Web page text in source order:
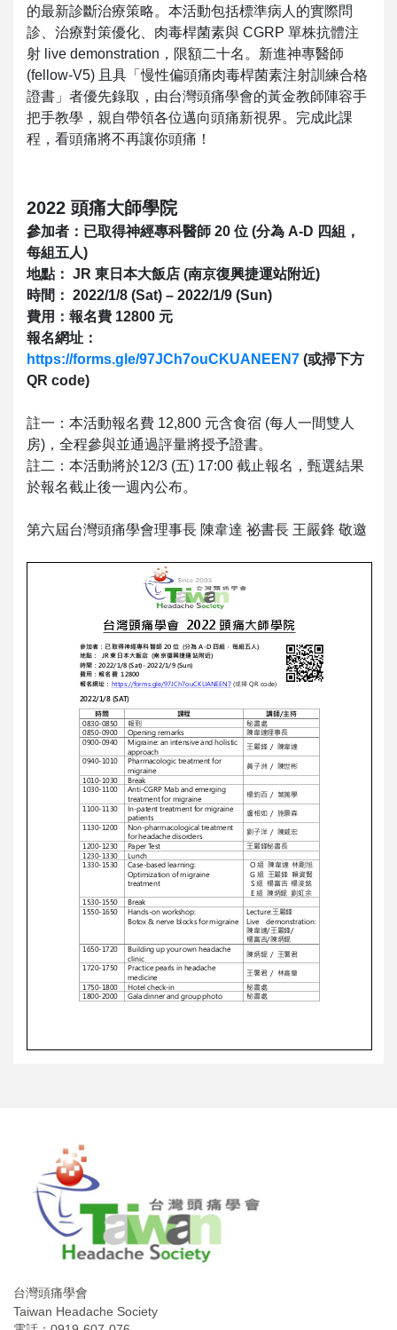
的最新診斷治療策略。本活動包括標準病人的實際問
診、治療對策優化、肉毒桿菌素與 CGRP 單株抗體注
射 live demonstration，限額二十名。新進神專醫師
(fellow-V5) 且具「慢性偏頭痛肉毒桿菌素注射訓練合格
證書」者優先錄取，由台灣頭痛學會的黃金教師陣容手
把手教學，親自帶領各位邁向頭痛新視界。完成此課
程，看頭痛將不再讓你頭痛！
2022 頭痛大師學院
參加者：已取得神經專科醫師 20 位 (分為 A-D 四組，
每組五人)
地點： JR 東日本大飯店 (南京復興捷運站附近)
時間： 2022/1/8 (Sat) – 2022/1/9 (Sun)
費用：報名費 12800 元
報名網址：
https://forms.gle/97JCh7ouCKUANEEN7 (或掃下方
QR code)
註一：本活動報名費 12,800 元含食宿 (每人一間雙人
房)，全程參與並通過評量將授予證書。
註二：本活動將於12/3 (五) 17:00 截止報名，甄選結果
於報名截止後一週內公布。
第六屆台灣頭痛學會理事長 陳韋達 祕書長 王嚴鋒 敬邀
台灣頭痛學會
Taiwan Headache Society